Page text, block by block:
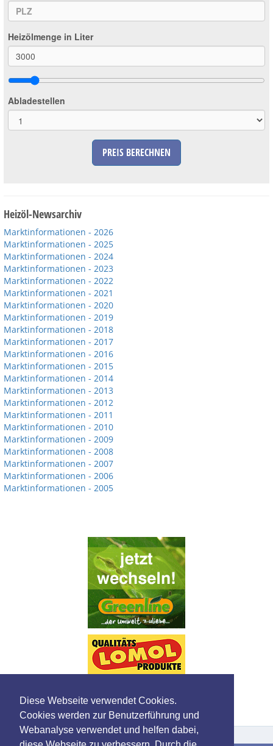
Diese Webseite verwendet Cookies.
Cookies werden zur Benutzerführung und
Webanalyse verwendet und helfen dabei,
Heizölmenge in Liter
Abladestellen
PREIS BERECHNEN
Heizöl-Newsarchiv
Marktinformationen - 2026
Marktinformationen - 2025
Marktinformationen - 2024
Marktinformationen - 2023
Marktinformationen - 2022
Marktinformationen - 2021
Marktinformationen - 2020
Marktinformationen - 2019
Marktinformationen - 2018
Marktinformationen - 2017
Marktinformationen - 2016
Marktinformationen - 2015
Marktinformationen - 2014
Marktinformationen - 2013
Marktinformationen - 2012
Marktinformationen - 2011
Marktinformationen - 2010
Marktinformationen - 2009
Marktinformationen - 2008
Marktinformationen - 2007
Marktinformationen - 2006
Marktinformationen - 2005